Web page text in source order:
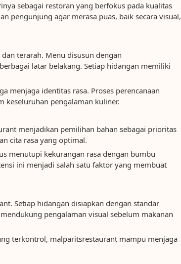
sebagai restoran yang berfokus pada kualitas
pengunjung agar merasa puas, baik secara visual,
terarah. Menu disusun dengan
latar belakang. Setiap hidangan memiliki
menjaga identitas rasa. Proses perencanaan
keseluruhan pengalaman kuliner.
menjadikan pemilihan bahan sebagai prioritas
cita rasa yang optimal.
menutupi kekurangan rasa dengan bumbu
ini menjadi salah satu faktor yang membuat
Setiap hidangan disiapkan dengan standar
pengalaman visual sebelum makanan
terkontrol, malparitsrestaurant mampu menjaga